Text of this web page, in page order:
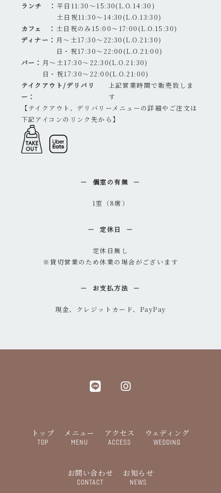
ランチ ： 平日11:30～15:30(L.O.14:30)
土日祝11:30～14:30(L.O.13:30)
カフェ ： 土日祝のみ15:00～17:00(L.O.15:30)
ディナー： 月～土17:30～22:30(L.O.21:30)
日・祝17:30～22:00(L.O.21:00)
バー： 月～土17:30～22:30(L.O.21:30)
日・祝17:30～22:00(L.O.21:00)
テイクアウト/デリバリ
ー：
上記営業時間で販売致しま
す
【テイクアウト、デリバリーメニューの詳細やご注文は
下記アイコンのリンク先から】
個室の有無
1室（8席）
定休日
定休日無し
※貸切営業のため休業の場合がございます
お支払方法
現金、クレジットカード、PayPay
トップ
TOP
メニュー
MENU
アクセス
ACCESS
ウェディング
WEDDING
お問い合わせ
CONTACT
お知らせ
NEWS